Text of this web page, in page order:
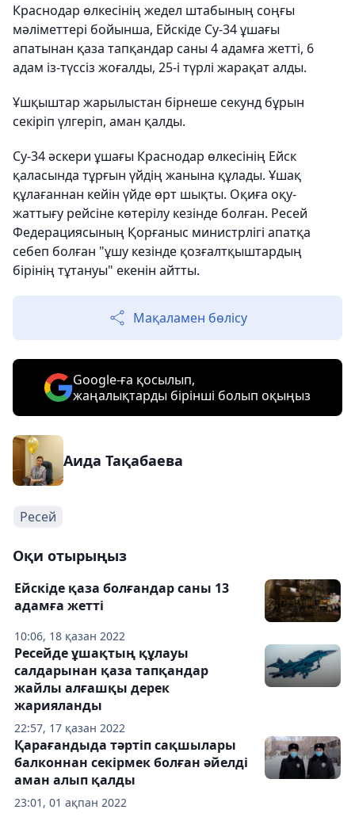
Краснодар өлкесінің жедел штабының соңғы
мәліметтері бойынша, Ейскіде Су-34 ұшағы
апатынан қаза тапқандар саны 4 адамға жетті, 6
адам із-түссіз жоғалды, 25-і түрлі жарақат алды.
Ұшқыштар жарылыстан бірнеше секунд бұрын
секіріп үлгеріп, аман қалды.
Су-34 әскери ұшағы Краснодар өлкесінің Ейск
қаласында тұрғын үйдің жанына құлады. Ұшақ
құлағаннан кейін үйде өрт шықты. Оқиға оқу-
жаттығу рейсіне көтерілу кезінде болған. Ресей
Федерациясының Қорғаныс министрлігі апатқа
себеп болған "ұшу кезінде қозғалтқыштардың
бірінің тұтануы" екенін айтты.
Мақаламен бөлісу
Google-ға қосылып,
жаңалықтарды бірінші болып оқыңыз
Аида Тақабаева
Ресей
Оқи отырыңыз
10:06, 18 қазан 2022
Ейскіде қаза болғандар саны 13
адамға жетті
22:57, 17 қазан 2022
Ресейде ұшақтың құлауы
салдарынан қаза тапқандар
жайлы алғашқы дерек
жарияланды
23:01, 01 ақпан 2022
Қарағандыда тәртіп сақшылары
балконнан секірмек болған әйелді
аман алып қалды